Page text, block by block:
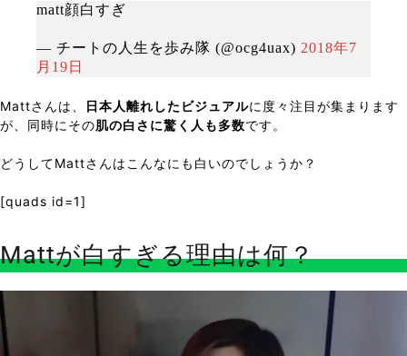
matt顔白すぎ
— チートの人生を歩み隊 (@ocg4uax) 2018年7
月19日
Mattさんは、 日本人離れしたビジュアルに度々注目が集まります
が、同時にその肌の白さに驚く人も多数です。
どうしてMattさんはこんなにも白いのでしょうか？
[quads id=1]
Mattが白すぎる理由は何？